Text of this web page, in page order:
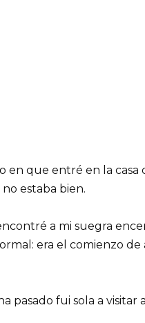
en que entré en la casa
estaba bien.
a mi suegra
era el comienzo
pasado fui sola a